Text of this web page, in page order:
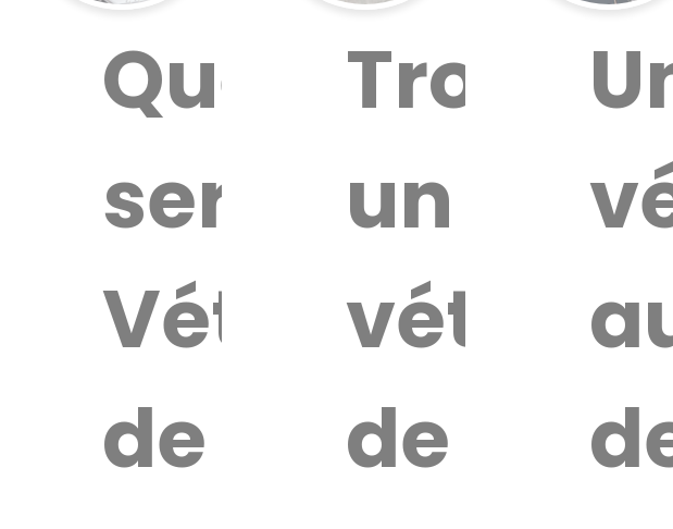
Quel
service
Vétérinaire
de
Trouver
un
de